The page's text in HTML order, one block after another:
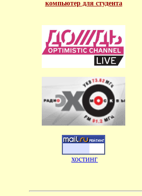
компьютер для студента
хостинг